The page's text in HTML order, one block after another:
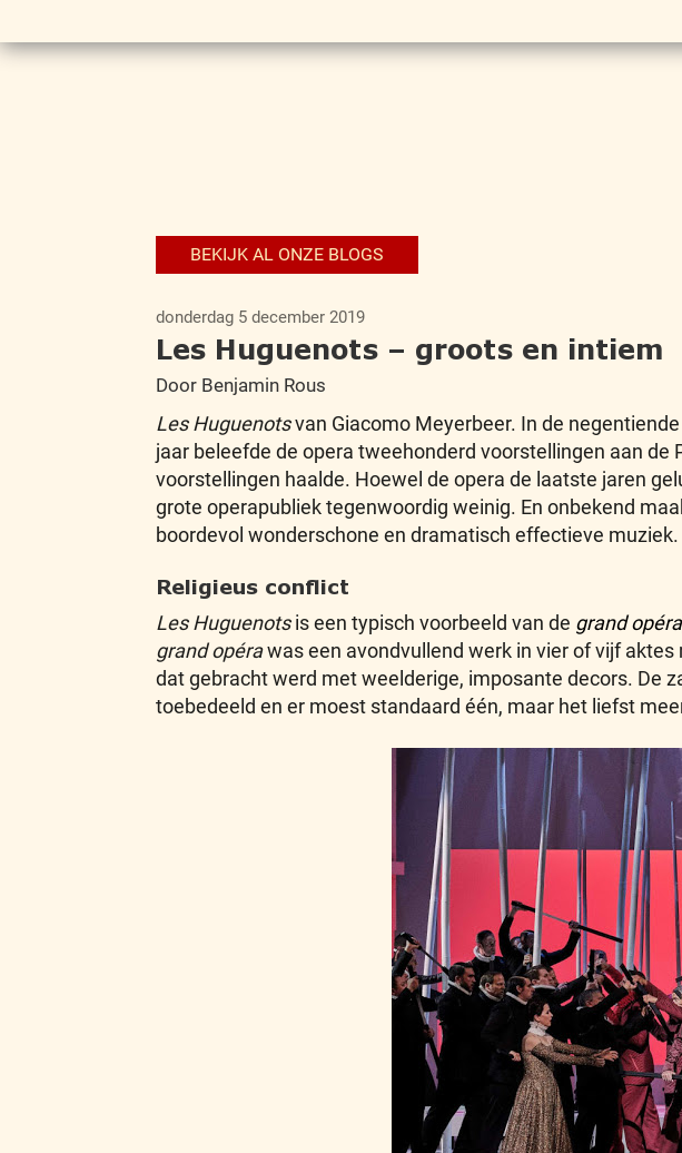
BEKIJK AL ONZE BLOGS
donderdag 5 december 2019
Les Huguenots – groots en intiem
Door Benjamin Rous
Les Huguenotsvan Giacomo Meyerbeer. In de
jaar beleefde de opera tweehonderd voorstellingen aan de
voorstellingen haalde. Hoewel de opera de laatste jaren
grote operapubliek tegenwoordig weinig. En onbekend
boordevol wonderschone en dramatisch effectieve
Religieus conflict
Les Huguenotsis een typisch voorbeeld van de grand opéra
grand opérawas een avondvullend werk in vier of vijf
dat gebracht werd met weelderige, imposante decors. De
toebedeeld en er moest standaard één, maar het liefst